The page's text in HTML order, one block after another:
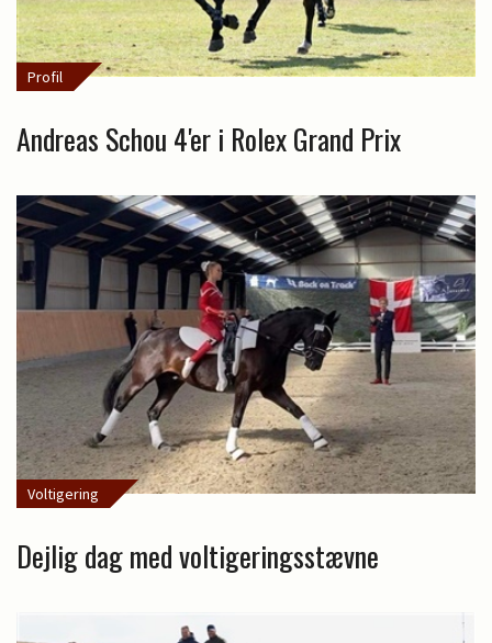
Profil
Andreas Schou 4'er i Rolex Grand Prix
Voltigering
Dejlig dag med voltigeringsstævne